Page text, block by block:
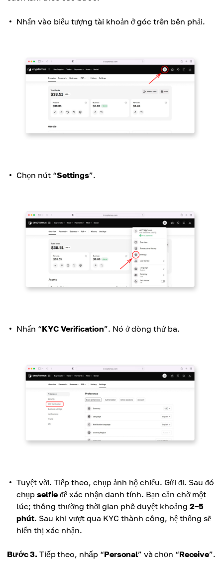
Nhấn vào biểu tượng tài khoản ở góc trên bên phải.
Chọn nút “Settings”.
Nhấn “KYC Verification”. Nó ở dòng thứ ba.
Tuyệt vời. Tiếp theo, chụp ảnh hộ chiếu. Gửi đi. Sau đó
chụp selfie để xác nhận danh tính. Bạn cần chờ một
lúc; thông thường thời gian phê duyệt khoảng 2–5
phút. Sau khi vượt qua KYC thành công, hệ thống sẽ
hiển thị xác nhận.
Bước 3. Tiếp theo, nhấp “Personal” và chọn “Receive”.